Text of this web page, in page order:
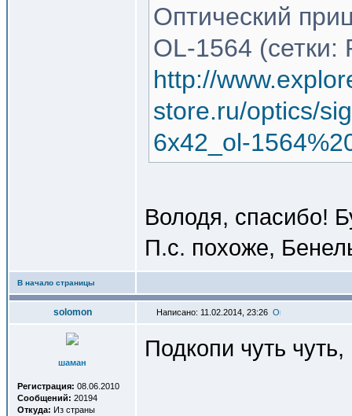
Оптический
OL-1564 (сетки:
http://
store.ru/optics/
6x42_ol-
Володя, спасибо!
П.с. похоже,
В начало страницы
solomon Написано: 11.02.2014, 23:26
шаман
Регистрация: 08.06.2010
Сообщений: 20194
Откуда: Из страны
Подкопи чуть